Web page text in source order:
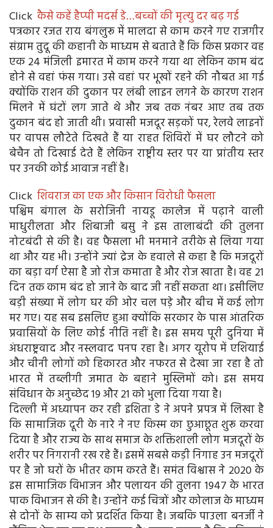
Click कैसे कहें हैप्‍पी मदर्स डे…बच्‍चों की मृत्‍यु दर बढ़ गई
पत्रकार रजत राय बंगलुरू में मालदा से काम करने गए राजगीर
संग्राम तुदू की कहानी के माध्यम से बताते हैं कि किस प्रकार वह
एक 24 मंजिली इमारत में काम करने गया था लेकिन काम बंद
होने से वहां फंस गया। उसे वहां पर भूखों रहने की नौबत आ गई
क्योंकि राशन की दुकान पर लंबी लाइन लगने के कारण राशन
मिलने में घंटों लग जाते थे और जब तक नंबर आए तब तक
दुकान बंद हो जाती थी। प्रवासी मजदूर सड़कों पर, रेलवे लाइनों
पर वापस लौटेते दिखते हैं या राहत शिविरों में घर लौटने को
बेचैन तो दिखाई देते हैं लेकिन राष्ट्रीय स्तर पर या प्रांतीय स्तर
पर उनकी कोई आवाज नहीं है।
Click शिवराज का एक और किसान विरोधी फैसला
पश्चिम बंगाल के सरोजिनी नायडू कालेज में पढ़ाने वाली
माधुरीलता और शिबाजी बसु ने इस तालाबंदी की तुलना
नोटबंदी से की है। वह फैसला भी मनमाने तरीके से लिया गया
था और यह भी। उन्होंने ज्यां द्रेज के हवाले से कहा है कि मजदूरों
का बड़ा वर्ग ऐसा है जो रोज कमाता है और रोज खाता है। वह 21
दिन तक काम बंद हो जाने के बाद जी नहीं सकता था। इसीलिए
बड़ी संख्या में लोग घर की ओर चल पड़े और बीच में कई लोग
मर गए। यह सब इसलिए हुआ क्योंकि सरकार के पास आंतरिक
प्रवासियों के लिए कोई नीति नहीं है। इस समय पूरी दुनिया में
अंधराष्ट्रवाद और नस्लवाद पनप रहा है। अगर यूरोप में एशियाई
और चीनी लोगों को हिकारत और नफरत से देखा जा रहा है तो
भारत में तब्लीगी जमात के बहाने मुस्लिमों को। इस समय
संविधान के अनुच्छेद 19 और 21 को भुला दिया गया है।
दिल्ली में अध्यापन कर रही इशिता डे ने अपने प्रपत्र में लिखा है
कि सामाजिक दूरी के नारे ने नए किस्म का छुआछूत शुरू करवा
दिया है और राज्य के साथ समाज के शक्तिशाली लोग मजदूरों के
शरीर पर निगरानी रख रहे हैं। इसमें सबसे कड़ी निगाह उन मजदूरों
पर है जो घरों के भीतर काम करते हैं। समंत विश्वास ने 2020 के
इस सामाजिक विभाजन और पलायन की तुलना 1947 के भारत
पाक विभाजन से की है। उन्होंने कई चित्रों और कोलाज के माध्यम
से दोनों के साम्य को प्रदर्शित किया है। जबकि पाउला बनर्जी ने